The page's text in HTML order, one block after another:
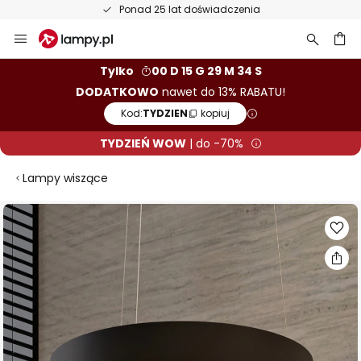
Ponad 25 lat doświadczenia
Przejdź
do
Tylko
00 D 15 G 29 M 34 S
DODATKOWO nawet do 13% RABATU!
Kod:TYDZIEN kopiuj
TYDZIEŃ WOW| do -70%
Lampy wiszące
Przejdź
na
koniec
galerii